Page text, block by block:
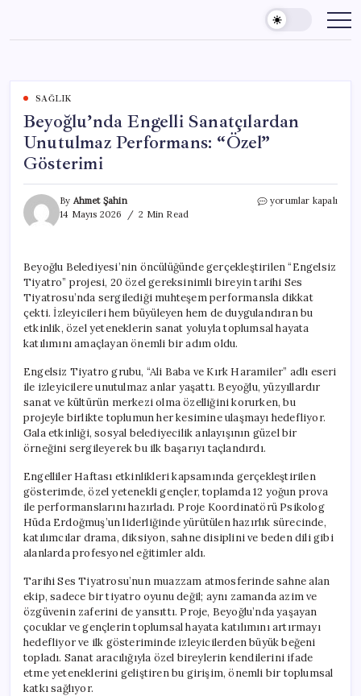
content
SAĞLIK
Beyoğlu’nda Engelli Sanatçılardan
Unutulmaz Performans: “Özel”
Gösterimi
By Ahmet Şahin
14 Mayıs 2026
2 Min Read
Beyoğlu’nda
“Özel”
Gösterimi
için
yorumlar kapalı
Beyoğlu Belediyesi’nin öncülüğünde gerçekleştirilen “Engelsiz
Tiyatro” projesi, 20 özel gereksinimli bireyin tarihi Ses
Tiyatrosu’nda sergilediği muhteşem performansla dikkat
çekti. İzleyicileri hem büyüleyen hem de duygulandıran bu
etkinlik, özel yeteneklerin sanat yoluyla toplumsal hayata
katılımını amaçlayan önemli bir adım oldu.
Engelsiz Tiyatro grubu, “Ali Baba ve Kırk Haramiler” adlı eseri
ile izleyicilere unutulmaz anlar yaşattı. Beyoğlu, yüzyıllardır
sanat ve kültürün merkezi olma özelliğini korurken, bu
projeyle birlikte toplumun her kesimine ulaşmayı hedefliyor.
Gala etkinliği, sosyal belediyecilik anlayışının güzel bir
örneğini sergileyerek bu ilk başarıyı taçlandırdı.
Engelliler Haftası etkinlikleri kapsamında gerçekleştirilen
gösterimde, özel yetenekli gençler, toplamda 12 yoğun prova
ile performanslarını hazırladı. Proje Koordinatörü Psikolog
Hüda Erdoğmuş’un liderliğinde yürütülen hazırlık sürecinde,
katılımcılar drama, diksiyon, sahne disiplini ve beden dili gibi
alanlarda profesyonel eğitimler aldı.
Tarihi Ses Tiyatrosu’nun muazzam atmosferinde sahne alan
ekip, sadece bir tiyatro oyunu değil; aynı zamanda azim ve
özgüvenin zaferini de yansıttı. Proje, Beyoğlu’nda yaşayan
çocuklar ve gençlerin toplumsal hayata katılımını artırmayı
hedefliyor ve ilk gösteriminde izleyicilerden büyük beğeni
topladı. Sanat aracılığıyla özel bireylerin kendilerini ifade
etme yeteneklerini geliştiren bu girişim, önemli bir toplumsal
katkı sağlıyor.